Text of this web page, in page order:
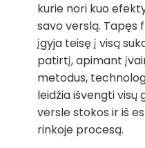
kurie nori kuo
savo verslą. Tapęs
įgyja teisę į visą
patirtį, apimant
metodus,
leidžia išvengti visų
versle stokos ir iš
rinkoje procesą.